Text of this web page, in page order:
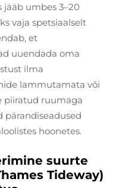
umbes 3–20
vaja spetsiaalselt
et
uuendada oma
ilma
lammutamata või
piiratud ruumaga
pärandiseadused
hoonetes.
suurte
Tideway)